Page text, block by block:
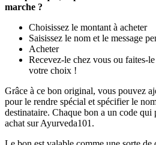
marche ?
Choisissez le montant à acheter
Saisissez le nom et le message
Acheter
Recevez-le chez vous ou faites-
votre choix !
Grâce à ce bon original, vous pouvez
pour le rendre spécial et spécifier le
destinataire. Chaque bon a un code qui
achat sur Ayurveda101.